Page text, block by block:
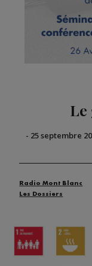
Le
- 25 septembre
Radio Mont Blanc
Les Dossiers